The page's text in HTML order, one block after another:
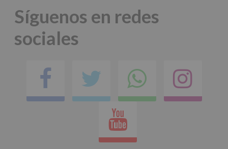
Síguenos en redes
sociales
Facebook
Twitter
en
Youtube